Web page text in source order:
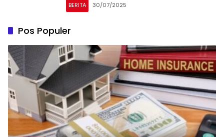
BERITA 30/07/2025
Pos Populer